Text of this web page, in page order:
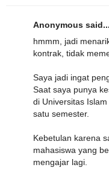
Anonymous said...
hmmm, jadi
kontrak, tidak
Saya jadi ingat
Saat saya punya
di Universitas
satu semester.
Kebetulan karena
mahasiswa yang
mengajar lagi.